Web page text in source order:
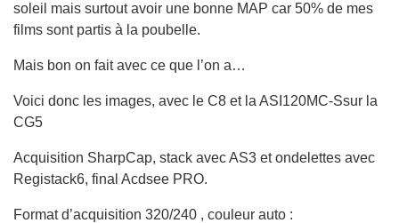
soleil mais surtout avoir une bonne MAP car 50% de mes
films sont partis à la poubelle.
Mais bon on fait avec ce que l’on a…
Voici donc les images, avec le C8 et la ASI120MC-Ssur la
CG5
Acquisition SharpCap, stack avec AS3 et ondelettes avec
Registack6, final Acdsee PRO.
Format d’acquisition 320/240 , couleur auto :